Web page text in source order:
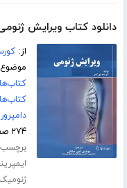
دانلود کتاب ویرایش
از:
۲۷۴ صفحه